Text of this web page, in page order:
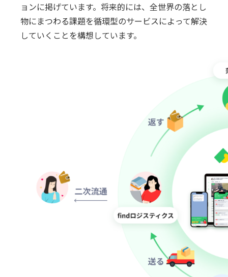
ョンに掲げています。将来的には、全世界の落とし
物にまつわる課題を循環型のサービスによって解決
していくことを構想しています。